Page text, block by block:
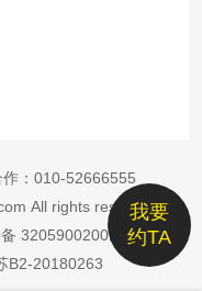
我要
约TA
： 010-52666555
All rights reserved
32059002002885号
B2-20180263